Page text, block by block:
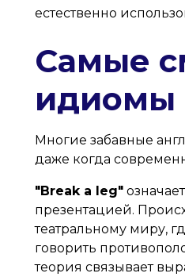
естественно
Самые
идиомы
Многие забавные
даже когда
"Break a leg"
презентацией.
театральному миру,
говорить
теория связывает